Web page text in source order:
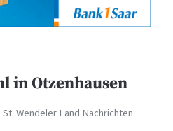
in Otzenhausen
St. Wendeler Land Nachrichten